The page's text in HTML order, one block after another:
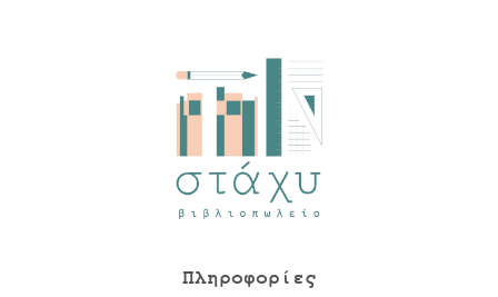
Πληροφορίες